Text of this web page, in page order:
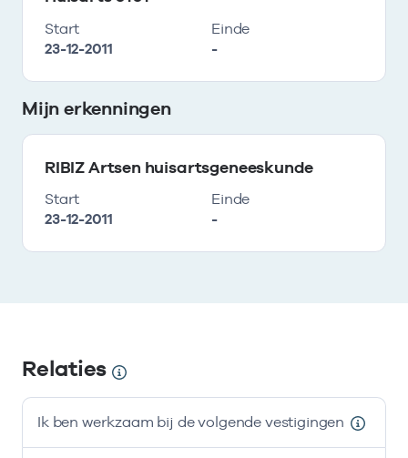
Start
23-12-2011
Einde
-
Mijn erkenningen
RIBIZ Artsen huisartsgeneeskunde
Start
23-12-2011
Einde
-
Relaties
Ik ben werkzaam bij de volgende vestigingen